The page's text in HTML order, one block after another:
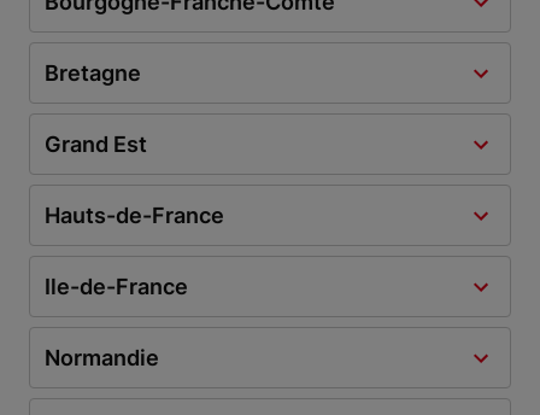
Bretagne
Grand Est
Hauts-de-France
Ile-de-France
Normandie